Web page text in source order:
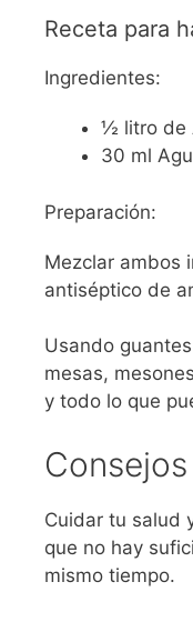
Receta para
Ingredientes:
½ litro de
30 ml
Preparación:
Mezclar ambos
antiséptico de
Usando
mesas,
y todo lo que
Cuidar tu salud
que no hay
mismo tiempo.